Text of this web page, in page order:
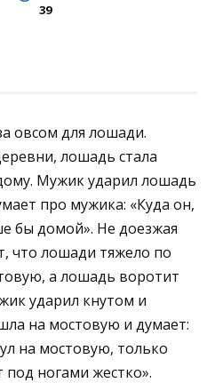
39
овсом для лошади.
лошадь стала
Мужик ударил лошадь
про мужика: «Куда он,
бы домой». Не доезжая
что лошади тяжело по
а лошадь воротит
ударил кнутом и
на мостовую и думает:
на мостовую, только
ногами жестко».